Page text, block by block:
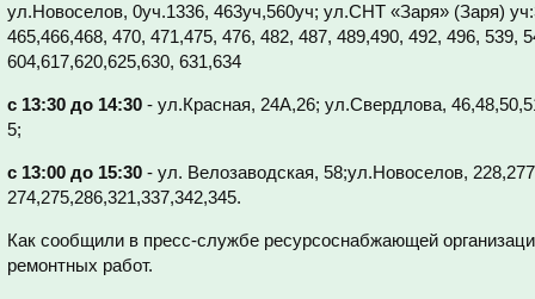
ул.Новоселов, 0уч.1336, 463уч,560уч; ул.СНТ «Заря» (Заря)
465,466,468, 470, 471,475, 476, 482, 487, 489,490, 492, 496, 539,
604,617,620,625,630, 631,634
с 13:30 до 14:30 - ул.Красная, 24А,26; ул.Свердлова,
5;
с 13:00 до 15:30 - ул. Велозаводская, 58;ул.Новоселов,
274,275,286,321,337,342,345.
Как сообщили в пресс-службе ресурсоснабжающей
ремонтных работ.